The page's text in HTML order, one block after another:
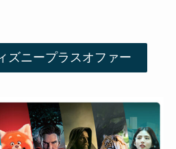
ズニープラスオファー